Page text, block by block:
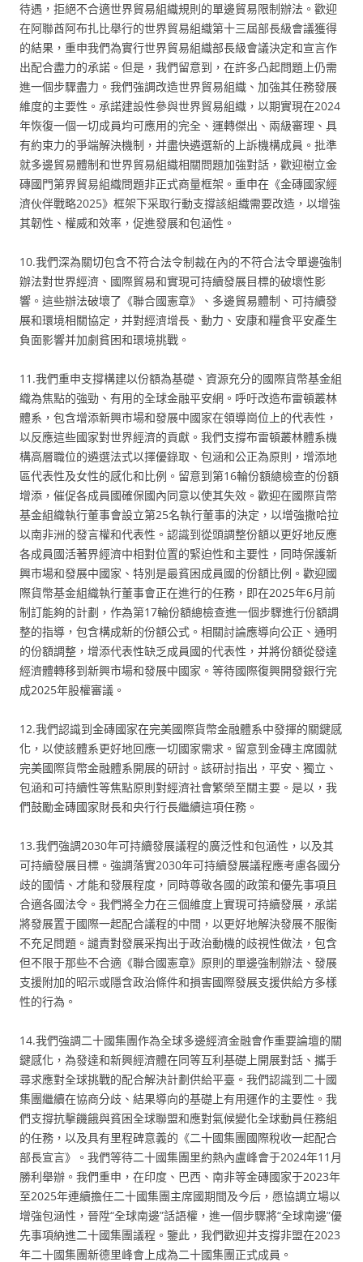
待遇，拒絕不合適世界貿易組織規則的單邊貿易限制辦法。歡迎
在阿聯酋阿布扎比舉行的世界貿易組織第十三屆部長級會議獲得
的結果，重申我們為實行世界貿易組織部長級會議決定和宣言作
出配合盡力的承諾。但是，我們留意到，在許多凸起問題上仍需
進一個步驟盡力。我們強調改造世界貿易組織、加強其任務發展
維度的主要性。承諾建設性參與世界貿易組織，以期實現在2024
年恢復一個一切成員均可應用的完全、運轉傑出、兩級審理、具
有約束力的爭端解決機制，并盡快遴選新的上訴機構成員。批準
就多邊貿易體制和世界貿易組織相關問題加強對話，歡迎樹立金
磚國門第界貿易組織問題非正式商量框架。重申在《金磚國家經
濟伙伴戰略2025》框架下采取行動支撐該組織需要改造，以增強
其韌性、權威和效率，促進發展和包涵性。
10.我們深為關切包含不符合法令制裁在內的不符合法令單邊強制
辦法對世界經濟、國際貿易和實現可持續發展目標的破壞性影
響。這些辦法破壞了《聯合國憲章》、多邊貿易體制、可持續發
展和環境相關協定，并對經濟增長、動力、安康和糧食平安產生
負面影響并加劇貧困和環境挑戰。
11.我們重申支撐構建以份額為基礎、資源充分的國際貨幣基金組
織為焦點的強勁、有用的全球金融平安網。呼吁改造布雷頓叢林
體系，包含增添新興市場和發展中國家在領導崗位上的代表性，
以反應這些國家對世界經濟的貢獻。我們支撐布雷頓叢林體系機
構高層職位的遴選法式以擇優錄取、包涵和公正為原則，增添地
區代表性及女性的感化和比例。留意到第16輪份額總檢查的份額
增添，催促各成員國確保國內同意以使其失效。歡迎在國際貨幣
基金組織執行董事會設立第25名執行董事的決定，以增強撒哈拉
以南非洲的發言權和代表性。認識到從頭調整份額以更好地反應
各成員國活著界經濟中相對位置的緊迫性和主要性，同時保護新
興市場和發展中國家、特別是最貧困成員國的份額比例。歡迎國
際貨幣基金組織執行董事會正在進行的任務，即在2025年6月前
制訂能夠的計劃，作為第17輪份額總檢查進一個步驟進行份額調
整的指導，包含構成新的份額公式。相關討論應導向公正、通明
的份額調整，增添代表性缺乏成員國的代表性，并將份額從發達
經濟體轉移到新興市場和發展中國家。等待國際復興開發銀行完
成2025年股權審議。
12.我們認識到金磚國家在完美國際貨幣金融體系中發揮的關鍵感
化，以使該體系更好地回應一切國家需求。留意到金磚主席國就
完美國際貨幣金融體系開展的研討。該研討指出，平安、獨立、
包涵和可持續性等焦點原則對經濟社會繁榮至關主要。是以，我
們鼓勵金磚國家財長和央行行長繼續這項任務。
13.我們強調2030年可持續發展議程的廣泛性和包涵性，以及其
可持續發展目標。強調落實2030年可持續發展議程應考慮各國分
歧的國情、才能和發展程度，同時尊敬各國的政策和優先事項且
合適各國法令。我們將全力在三個維度上實現可持續發展，承諾
將發展置于國際一起配合議程的中間，以更好地解決發展不服衡
不充足問題。譴責對發展采掏出于政治動機的歧視性做法，包含
但不限于那些不合適《聯合國憲章》原則的單邊強制辦法、發展
支援附加的昭示或隱含政治條件和損害國際發展支援供給方多樣
性的行為。
14.我們強調二十國集團作為全球多邊經濟金融會作重要論壇的關
鍵感化，為發達和新興經濟體在同等互利基礎上開展對話、攜手
尋求應對全球挑戰的配合解決計劃供給平臺。我們認識到二十國
集團繼續在協商分歧、結果導向的基礎上有用運作的主要性。我
們支撐抗擊饑餓與貧困全球聯盟和應對氣候變化全球動員任務組
的任務，以及具有里程碑意義的《二十國集團國際稅收一起配合
部長宣言》。我們等待二十國集團里約熱內盧峰會于2024年11月
勝利舉辦。我們重申，在印度、巴西、南非等金磚國家于2023年
至2025年連續擔任二十國集團主席國期間及今后，愿協調立場以
增強包涵性，晉陞“全球南邊”話語權，進一個步驟將“全球南邊”優
先事項納進二十國集團議程。鑒此，我們歡迎并支撐非盟在2023
年二十國集團新德里峰會上成為二十國集團正式成員。